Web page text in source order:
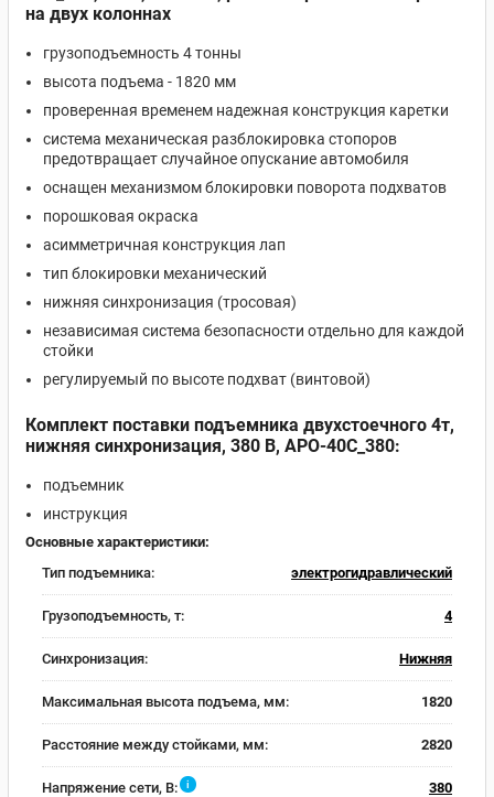
на двух колоннах
грузоподъемность 4 тонны
высота подъема - 1820 мм
проверенная временем надежная конструкция каретки
система механическая разблокировка стопоров
предотвращает случайное опускание автомобиля
оснащен механизмом блокировки поворота подхватов
порошковая окраска
асимметричная конструкция лап
тип блокировки механический
нижняя синхронизация (тросовая)
независимая система безопасности отдельно для каждой
стойки
регулируемый по высоте подхват (винтовой)
Комплект поставки подъемника двухстоечного 4т,
нижняя синхронизация, 380 В, APO-40C_380:
подъемник
инструкция
Основные характеристики:
Тип подъемника:
электрогидравлический
Грузоподъемность, т: 4
Синхронизация: Нижняя
Максимальная высота подъема, мм: 1820
Расстояние между стойками, мм: 2820
Напряжение сети, В: i 380